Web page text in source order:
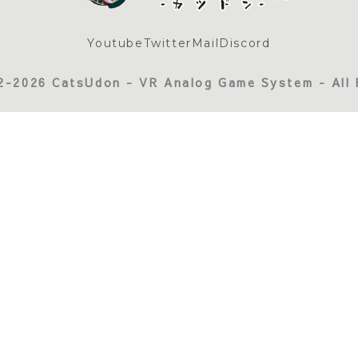
YoutubeTwitter Mail Discord
2026 CatsUdon - VR Analog Game System - All